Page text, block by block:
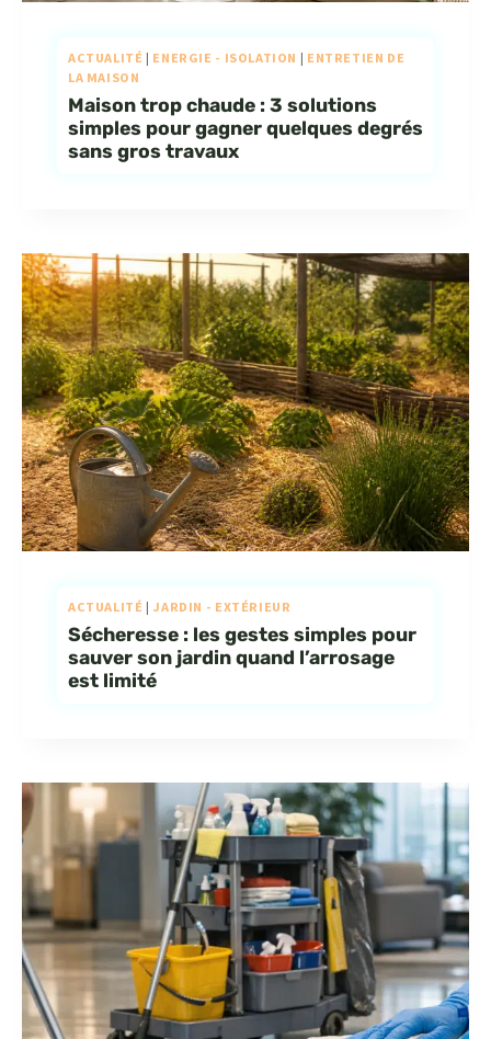
ACTUALITÉ | ENERGIE - ISOLATION | ENTRETIEN DE
LA MAISON
Maison trop chaude : 3 solutions
simples pour gagner quelques degrés
sans gros travaux
ACTUALITÉ | JARDIN - EXTÉRIEUR
Sécheresse : les gestes simples pour
sauver son jardin quand l’arrosage
est limité